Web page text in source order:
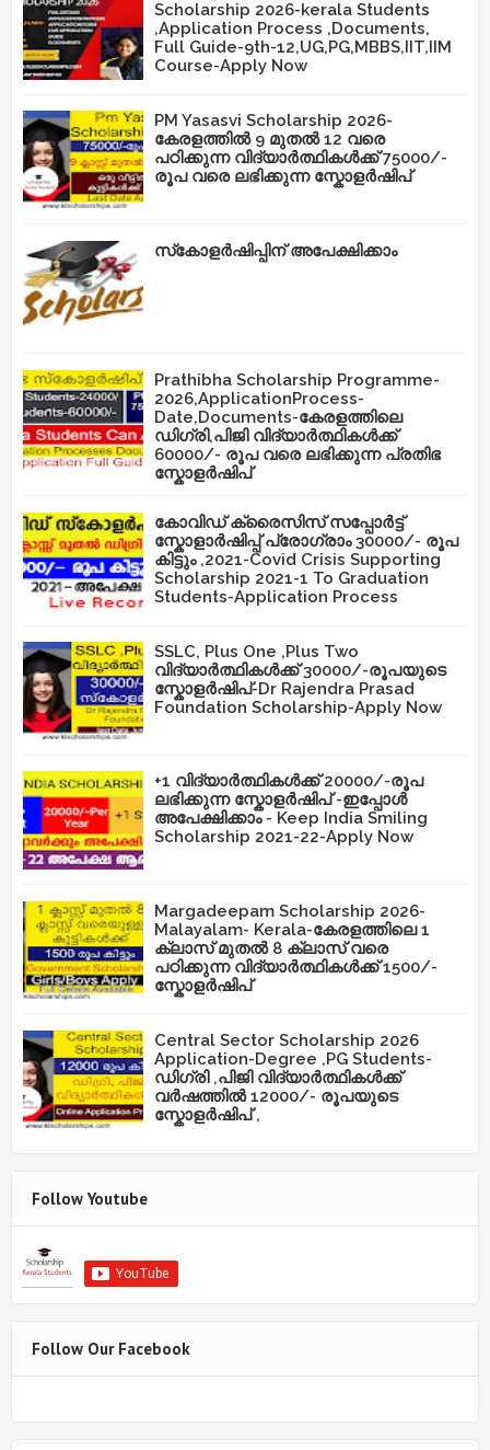
Scholarship 2026-kerala Students
,Application Process ,Documents,
Full Guide-9th-12,UG,PG,MBBS,IIT,IIM
Course-Apply Now
PM Yasasvi Scholarship 2026-
കേരളത്തിൽ 9 മുതൽ 12 വരെ
പഠിക്കുന്ന വിദ്യാർത്ഥികൾക്ക് 75000/-
രൂപ വരെ ലഭിക്കുന്ന സ്കോളർഷിപ്
സ്‌കോളർഷിപ്പിന് അപേക്ഷിക്കാം
Prathibha Scholarship Programme-
2026,ApplicationProcess-
Date,Documents-കേരളത്തിലെ
ഡിഗ്രി,പിജി വിദ്യാർത്ഥികൾക്ക്
60000/- രൂപ വരെ ലഭിക്കുന്ന പ്രതിഭ
സ്കോളർഷിപ്
കോവിഡ് ക്രൈസിസ് സപ്പോർട്ട്
സ്കോളാർഷിപ്പ് പ്രോഗ്രാം 30000/- രൂപ
കിട്ടും ,2021-Covid Crisis Supporting
Scholarship 2021-1 To Graduation
Students-Application Process
SSLC, Plus One ,Plus Two
വിദ്യാർത്ഥികൾക്ക് 30000/-രൂപയുടെ
സ്കോളർഷിപ്-Dr Rajendra Prasad
Foundation Scholarship-Apply Now
+1 വിദ്യാർത്ഥികൾക്ക് 20000/-രൂപ
ലഭിക്കുന്ന സ്കോളർഷിപ് -ഇപ്പോൾ
അപേക്ഷിക്കാം - Keep India Smiling
Scholarship 2021-22-Apply Now
Margadeepam Scholarship 2026-
Malayalam- Kerala-കേരളത്തിലെ 1
ക്ലാസ് മുതൽ 8 ക്ലാസ് വരെ
പഠിക്കുന്ന വിദ്യാർത്ഥികൾക്ക് 1500/-
സ്കോളർഷിപ്
Central Sector Scholarship 2026
Application-Degree ,PG Students-
ഡിഗ്രി ,പിജി വിദ്യാർത്ഥികൾക്ക്
വർഷത്തിൽ 12000/- രൂപയുടെ
സ്കോളർഷിപ് ,
Follow Youtube
Follow Our Facebook